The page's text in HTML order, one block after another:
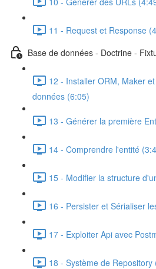
11 - Request et Response
Base de données - Doctrine -
12 - Installer ORM, Maker
données (6:05)
13 - Générer la première
14 - Comprendre l'entité
15 - Modifier la structure
16 - Persister et Sérialiser
17 - Exploiter Api avec
18 - Système de Repository